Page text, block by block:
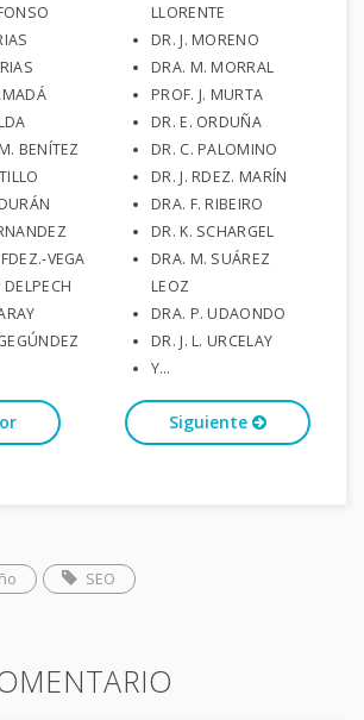
BENÍTEZ
VEGA
DELPECH
LLORENTE
DR. J. MORENO
DRA. M. MORRAL
PROF. J. MURTA
DR. E. ORDUÑA
DR. C. PALOMINO
DR. J. RDEZ. MARÍN
DRA. F. RIBEIRO
DR. K. SCHARGEL
DRA. M. SUÁREZ
LEOZ
DRA. P. UDAONDO
DR. J. L. URCELAY
Y…
Siguiente
SEO